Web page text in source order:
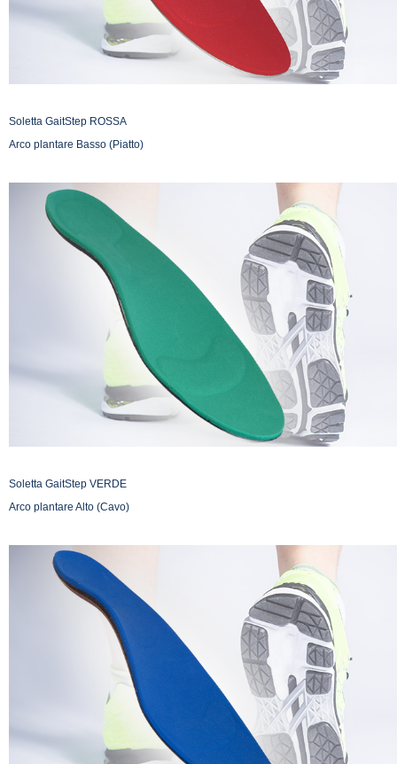
Soletta GaitStep ROSSA
Arco plantare Basso (Piatto)
Soletta GaitStep VERDE
Arco plantare Alto (Cavo)